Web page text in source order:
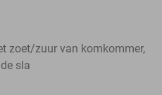
zoet/zuur van komkommer,
sla